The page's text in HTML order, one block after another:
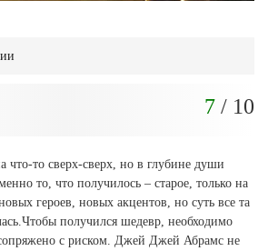
7 / 10
то сверх-сверх, но в глубине души
то, что получилось – старое, только на
героев, новых акцентов, но суть все та
получился шедевр, необходимо
сопряжено с риском. Джей Джей Абрамс не